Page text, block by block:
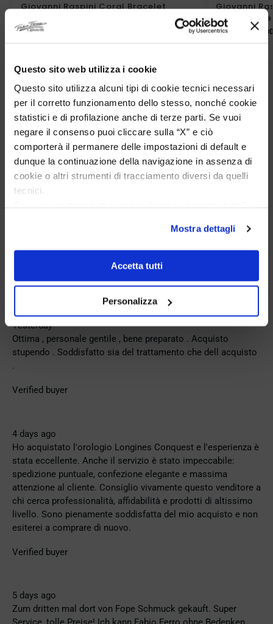
Questo sito web utilizza i cookie
Questo sito utilizza alcuni tipi di cookie tecnici necessari
per il corretto funzionamento dello stesso, nonché cookie
statistici e di profilazione anche di terze parti. Se vuoi
negare il consenso puoi cliccare sulla “X” e ciò
comporterà il permanere delle impostazioni di default e
dunque la continuazione della navigazione in assenza di
cookie o altri strumenti di tracciamento diversi da quelli
tecnici.
Se vuoi saperne di più consulta laprivacy policye la
Mostra dettagli
Accetta tutti
Personalizza
Giovanni Raspini Coral Bracelet
590,00
Giovanni
Large
€450,00 405,00
Excellent
Our 4 and 5 star reviews.
Click here to read them all >
Yesterday
Ottima , personale gentile , bene preparato . Acquisto
stupendo . Soddisfatto sia del trattamento che dell acquisto
.
Verified buyer
4 days ago
Ho acquistato l'orologio Longines Conquest e l'esperienza è
stata eccellente. Anche il servizio è stato impeccabile:
spedizione puntuale, confezione elegante e massima
attenzione al cliente. Consiglio vivamente questo venditore a
chi cerca professionalità, affidabilità e prodotti di altissimo
livello. Sono pienamente soddisfatta del mio acquisto e non
esiterei a comprare di nuovo.
Verified buyer
5 days ago
Zum dritten mal dort von Fope Schmuck gekauft. Super